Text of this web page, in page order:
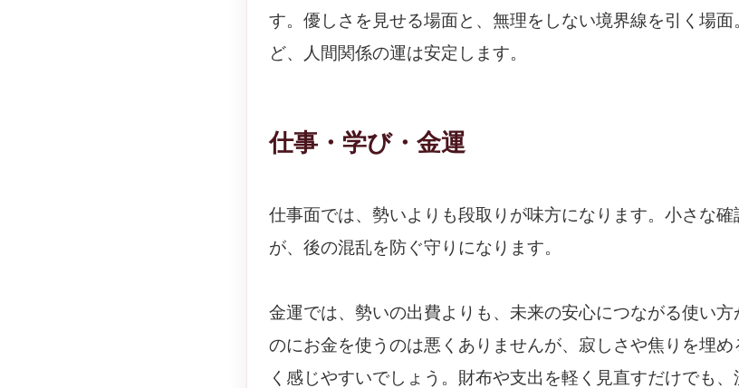
す。優しさを見せる場面と、無理をしない境界線を引く場
ど、人間関係の運は安定します。
仕事・学び・金運
仕事面では、勢いよりも段取りが味方になります。小さな
が、後の混乱を防ぐ守りになります。
金運では、勢いの出費よりも、未来の安心につながる使い
のにお金を使うのは悪くありませんが、寂しさや焦りを埋
く感じやすいでしょう。財布や支出を軽く見直すだけでも、